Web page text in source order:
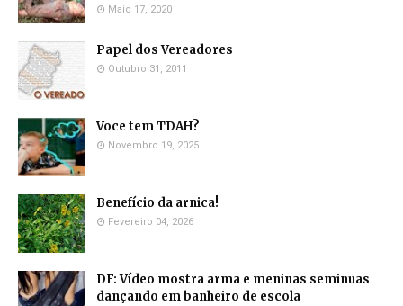
Maio 17, 2020
Papel dos Vereadores
Outubro 31, 2011
Voce tem TDAH?
Novembro 19, 2025
Benefício da arnica!
Fevereiro 04, 2026
DF: Vídeo mostra arma e meninas seminuas
dançando em banheiro de escola